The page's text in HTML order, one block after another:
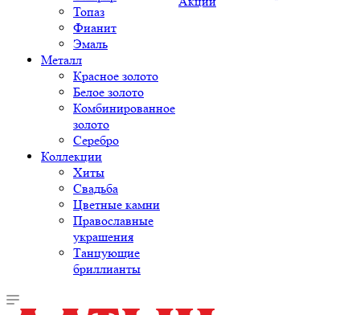
Топаз
Фианит
Эмаль
Металл
Красное золото
Белое золото
Комбинированное
золото
Серебро
Коллекции
Хиты
Свадьба
Цветные камни
Православные
украшения
Танцующие
бриллианты